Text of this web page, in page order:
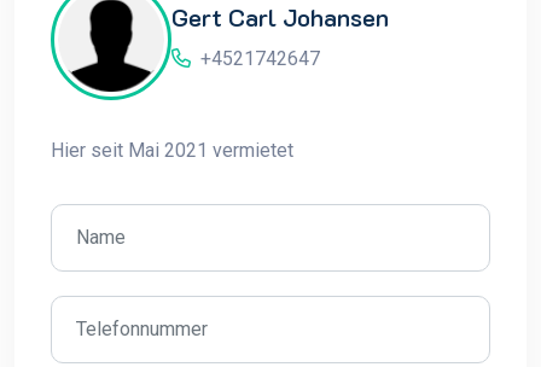
Gert Carl Johansen
+4521742647
Hier seit Mai 2021 vermietet